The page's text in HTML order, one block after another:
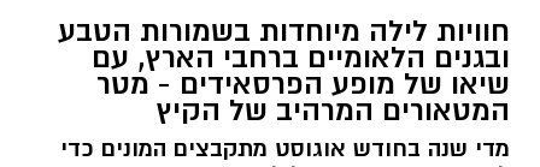
חוויות לילה מיוחדות בשמורות הטבע
ובגנים הלאומיים ברחבי הארץ, עם
שיאו של מופע הפרסאידים - מטר
המטאורים המרהיב של הקיץ
מדי שנה בחודש אוגוסט מתקבצים המונים כדי